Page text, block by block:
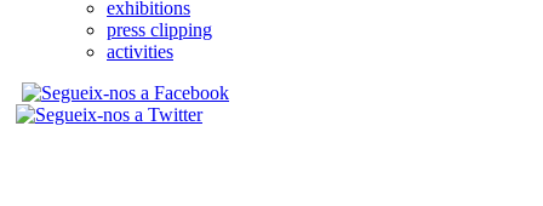
exhibitions
press clipping
activities